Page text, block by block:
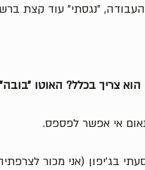
״נגסתי״ עוד קצת
צריך בכלל? האוטו
אי אפשר לפספס.
בג׳יפון (אני מכור